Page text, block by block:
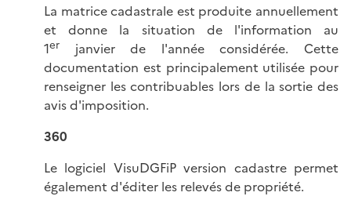
La matrice cadastrale est produite annuellement
et donne la situation de l'information au
1er janvier de l'année considérée. Cette
documentation est principalement utilisée pour
renseigner les contribuables lors de la sortie des
avis d'imposition.
360
Le logiciel VisuDGFiP version cadastre permet
également d'éditer les relevés de propriété.